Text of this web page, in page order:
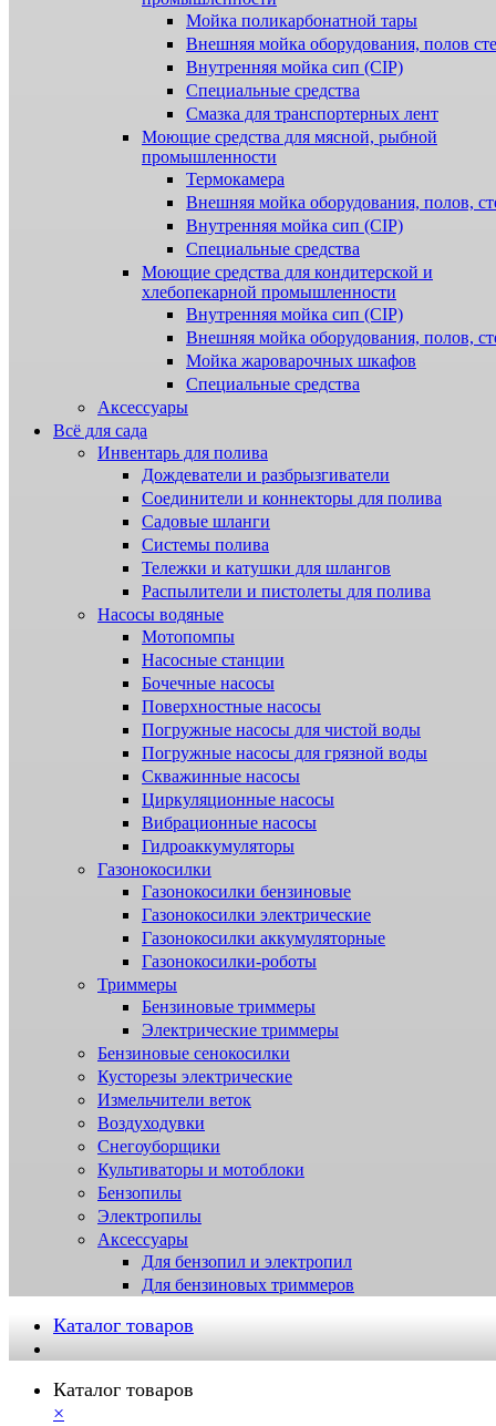
Мойка поликарбонатной тары
Внешняя мойка оборудования, полов
Внутренняя мойка сип (CIP)
Специальные средства
Смазка для транспортерных лент
Моющие средства для мясной, рыбной
промышленности
Термокамера
Внешняя мойка оборудования, полов,
Внутренняя мойка сип (CIP)
Специальные средства
Моющие средства для кондитерской и
хлебопекарной промышленности
Внутренняя мойка сип (CIP)
Внешняя мойка оборудования, полов,
Мойка жароварочных шкафов
Специальные средства
Аксессуары
Всё для сада
Инвентарь для полива
Дождеватели и разбрызгиватели
Соединители и коннекторы для полива
Садовые шланги
Системы полива
Тележки и катушки для шлангов
Распылители и пистолеты для полива
Насосы водяные
Мотопомпы
Насосные станции
Бочечные насосы
Поверхностные насосы
Погружные насосы для чистой воды
Погружные насосы для грязной воды
Скважинные насосы
Циркуляционные насосы
Вибрационные насосы
Гидроаккумуляторы
Газонокосилки
Газонокосилки бензиновые
Газонокосилки электрические
Газонокосилки аккумуляторные
Газонокосилки-роботы
Триммеры
Бензиновые триммеры
Электрические триммеры
Бензиновые сенокосилки
Кусторезы электрические
Измельчители веток
Воздуходувки
Снегоуборщики
Культиваторы и мотоблоки
Бензопилы
Электропилы
Аксессуары
Для бензопил и электропил
Для бензиновых триммеров
Каталог товаров
Каталог товаров
×